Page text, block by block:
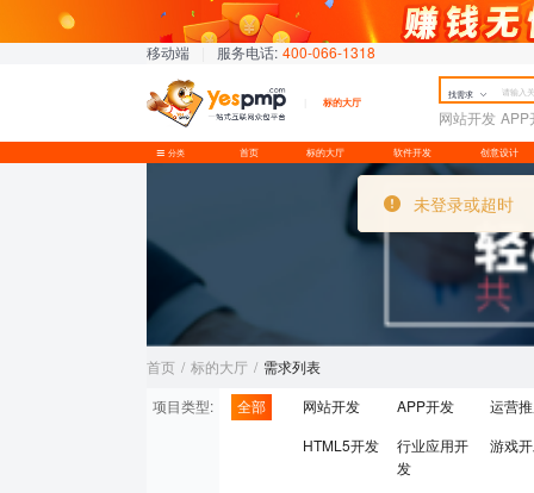
移动端 服务电话:400-066-1318
标的大厅
找需求
网站开发 APP
分类 首页 标的大厅 软件开发 创意设计
首页 / 标的大厅 / 需求列表
项目类型:
全部 网站开发 APP开发
运营
HTML5开发
行业应用开
发
游戏